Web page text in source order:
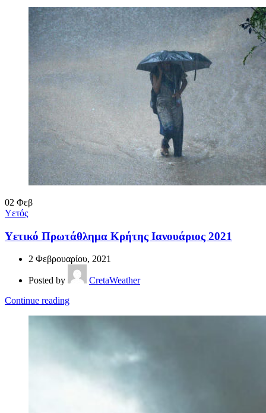
02 Φεβ
Υετός
Υετικό Πρωτάθλημα Κρήτης Ιανουάριος 2021
2 Φεβρουαρίου, 2021
Posted by
CretaWeather
Continue reading